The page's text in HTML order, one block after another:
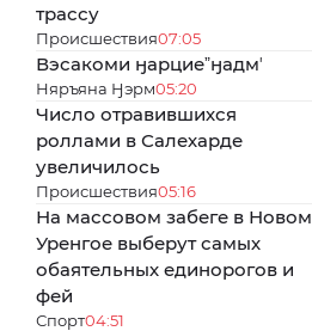
трассу
Происшествия07:05
Вэсакоми ӈарциеˮӈадмʼ
Няръяна Ӈэрм05:20
Число отравившихся
роллами в Салехарде
увеличилось
Происшествия05:16
На массовом забеге в Новом
Уренгое выберут самых
обаятельных единорогов и
фей
Спорт04:51